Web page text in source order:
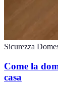
Sicurezza
Come la
casa